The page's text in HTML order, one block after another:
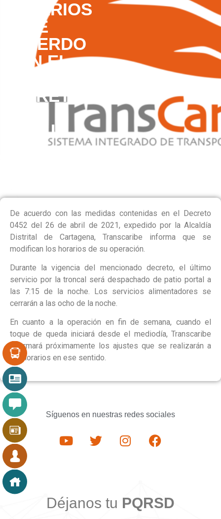
HORARIOS
DE
ACUERDO
CON EL
DECRETO
TOQUE
DE
De acuerdo con las medidas contenidas en el Decreto
0452 del 26 de abril de 2021, expedido por la Alcaldía
Distrital de Cartagena, Transcaribe informa que se
modifican los horarios de su operación.
Durante la vigencia del mencionado decreto, el último
servicio por la troncal será despachado de patio portal a
las 7:15 de la noche. Los servicios alimentadores se
cerrarán a las ocho de la noche.
En cuanto a la operación en fin de semana, cuando el
toque de queda iniciará desde el mediodía, Transcaribe
informará próximamente los ajustes que se realizarán a
los horarios en ese sentido.
Síguenos en nuestras redes sociales
Déjanos tu PQRSD